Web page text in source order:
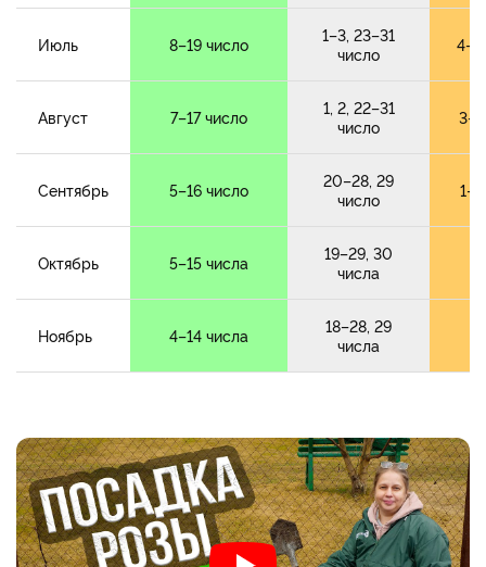
Июль 8–19 число
1–3, 23–31
число
Август 7–17 число
1, 2, 22–31
число
Сентябрь 5–16 число
20–28, 29
число
Октябрь 5–15 числа
19–29, 30
числа
Ноябрь 4–14 числа
18–28, 29
числа